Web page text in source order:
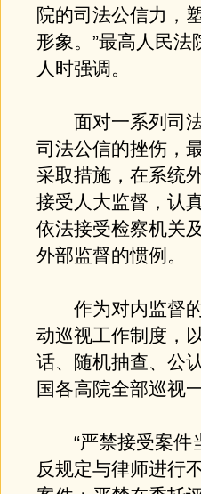
院的司法公信力，
形象。”最高人民
人时强调。
面对一系列司法
司法公信的挫伤，
采取措施，在系统
接受人大监督，认
依法接受检察机关
外部监督的惯例。
作为对内监督的
动巡视工作制度，
话、随机抽查、公
国各高院全部巡视一
“严禁接受案件
反规定与律师进行